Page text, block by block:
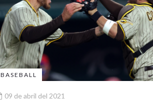
BASEBALL
09 de abril del 2021